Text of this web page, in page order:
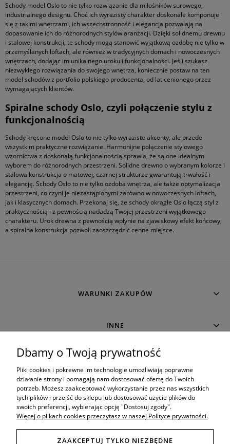
Schody model Oslo to nie tylko rozwiązanie dla miłośników surowego,
industrialnego designu. Choć ich wyrazisty charakter doskonale komponuje
się z takimi wnętrzami, ich wszechstronność i elegancja pozwalają na
dopasowanie ich do różnorodnych stylów aranżacji. Dzięki solidnemu drewnu
i stalowej konstrukcji, te schody mogą stanowić wyjątkową ozdobę nie tylko w
przemyślanych loftach, ale również w tradycyjnych domach i nowoczesnych
wnętrzach, dodając im unikalnego uroku i funkcjonalności. Jeśli szukasz
niezwykłego rozwiązania do swojego wnętrza, koniecznie postaw na ten
model schodów z portfolio polskiego producenta, od lat cenionego przez
wymagających klientów.
Spiralne schody Oslo, czyli połączenie stylu z
funkcjonalnością
Schody kręcone model Oslo to nie tylko wyraziste akcenty, ale przede
wszystkim praktyczne rozwiązanie. Harmonijne połączenie stylowego
wzornictwa z doskonałą funkcjonalnością sprawia, że są one idealnym
wyborem do różnorodnych przestrzeni. Solidne drewno o wybranym kolorze i
stalowa konstrukcja o matowej, czarnej strukturze gwarantują trwałość i
elegancję. Schody Oslo to nie tylko ozdoba wnętrza, ale także optymalizacja
przestrzeni, co czyni je niezastąpionymi zarówno w nowoczesnych loftach,
jak i klasycznych domach. Przekonaj się, że schody okrągłe Oslo łączą styl z
praktycznością i z pewnością nadadzą Twojej przestrzeni wyjątkowego
charakteru. Urok drewna z pewnością wpłynie na zjawiskowy efekt końcowy,
a spiralna konstrukcja pozwoli zaoszczędzić cenne miejsce.
WARUNKI ZAKUPÓW
INNE
MOJE KONTO
O SKLEPIE
Dbamy o Twoją prywatność
Pliki cookies i pokrewne im technologie umożliwiają poprawne
działanie strony i pomagają nam dostosować ofertę do Twoich
potrzeb. Możesz zaakceptować wykorzystanie przez nas wszystkich
tych plików i przejść do sklepu lub dostosować użycie plików do
swoich preferencji, wybierając opcję "Dostosuj zgody".
Więcej o plikach cookies przeczytasz w naszej Polityce prywatności.
ZAAKCEPTUJ TYLKO NIEZBĘDNE